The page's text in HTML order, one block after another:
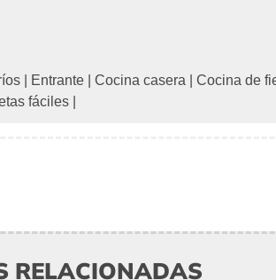
Entrante Cocina casera Cocina de
fáciles
RELACIONADAS